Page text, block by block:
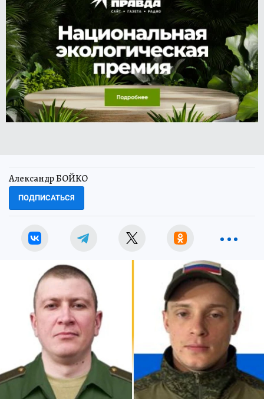
Александр БОЙКО
ПОДПИСАТЬСЯ